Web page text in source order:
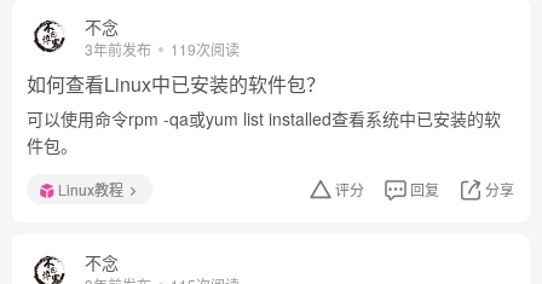
不念
3年前发布 119次阅读
如何查看Linux中已安装的软件包？
可以使用命令rpm -qa或yum list installed查看系统中已安装的软
件包。
Linux教程 评分 回复 分享
不念